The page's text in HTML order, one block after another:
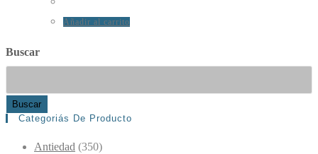
Añadir al carrito
Buscar
Buscar
Categoriás De Producto
Antiedad (350)